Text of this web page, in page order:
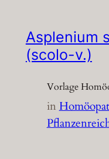
Asplenium
(scolo-v.)
Vorlage
in